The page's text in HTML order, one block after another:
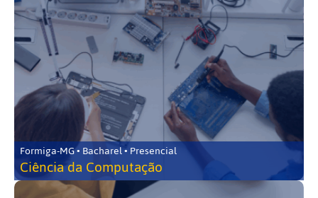
Formiga-MG • Bacharel • Presencial
Ciência da Computação